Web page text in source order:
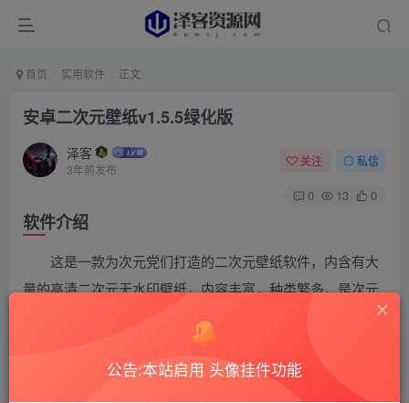
首页 实用软件 正文
安卓二次元壁纸v1.5.5绿化版
泽客
3年前发布
关注 私信
0 13 0
软件介绍
这是一款为次元党们打造的二次元壁纸软件，内含有大
量的高清二次元无水印壁纸，内容丰富，种类繁多，是次元
公告:本站启用 头像挂件功能